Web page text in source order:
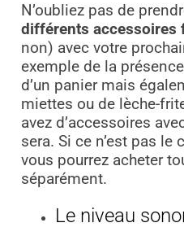
N’oubliez pas de
différents accessoires
non) avec votre
exemple de la
d’un panier mais
miettes ou de lèche-
avez d’accessoires
sera. Si ce n’est pas le
vous pourrez acheter
séparément.
Le niveau